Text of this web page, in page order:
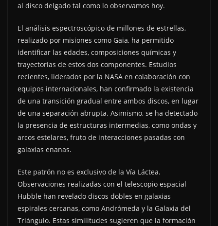
al disco delgado tal como lo observamos hoy.
El análisis espectroscópico de millones de estrellas,
realizado por misiones como Gaia, ha permitido
identificar las edades, composiciones químicas y
trayectorias de estos dos componentes. Estudios
recientes, liderados por la NASA en colaboración con
equipos internacionales, han confirmado la existencia
de una transición gradual entre ambos discos, en lugar
de una separación abrupta. Asimismo, se ha detectado
la presencia de estructuras intermedias, como ondas y
arcos estelares, fruto de interacciones pasadas con
galaxias enanas.
Este patrón no es exclusivo de la Vía Láctea.
Observaciones realizadas con el telescopio espacial
Hubble han revelado discos dobles en galaxias
espirales cercanas, como Andrómeda y la Galaxia del
Triángulo. Estas similitudes sugieren que la formación